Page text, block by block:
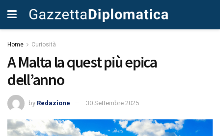
Home Curiosità
A Malta la quest più epica
dell’anno
by Redazione 30 Settembre 2025